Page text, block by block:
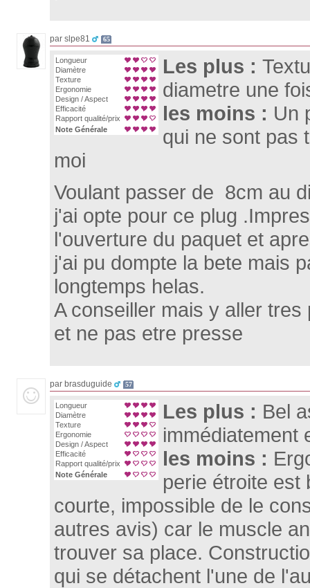
par slpe81 65
Longueur
Diamètre
Texture
Ergonomie
Design / Aspect
Efficacité
Rapport qualité/prix
Note Générale
Les plus :
diametre une
les moins : Un
qui ne sont pas
moi
Voulant passer de 8cm au
j'ai opte pour ce plug
l'ouverture du paquet et
j'ai pu dompte la bete mais
longtemps helas.
A conseiller mais y aller
et ne pas etre presse
par brasduguide 57
Longueur
Diamètre
Texture
Ergonomie
Design / Aspect
Efficacité
Rapport qualité/prix
Note Générale
Les plus : Bel
immédiatement
les moins :
perie étroite est
courte, impossible de le
autres avis) car le muscle
trouver sa place.
qui se détachent l'une de